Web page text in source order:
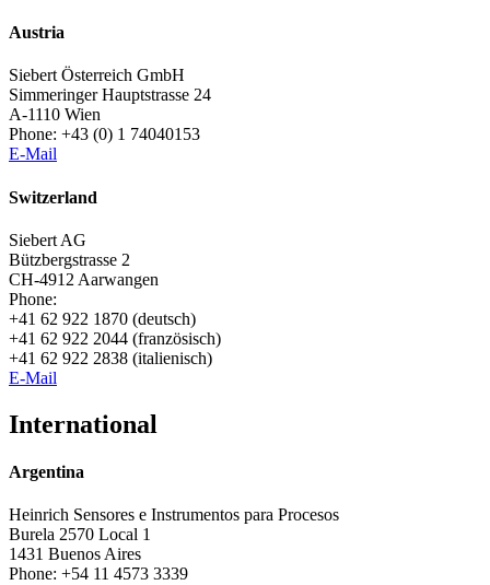
Austria
Siebert Österreich GmbH
Simmeringer Hauptstrasse 24
A-1110 Wien
Phone: +43 (0) 1 74040153
E-Mail
Switzerland
Siebert AG
Bützbergstrasse 2
CH-4912 Aarwangen
Phone:
+41 62 922 1870 (deutsch)
+41 62 922 2044 (französisch)
+41 62 922 2838 (italienisch)
E-Mail
International
Argentina
Heinrich Sensores e Instrumentos para Procesos
Burela 2570 Local 1
1431 Buenos Aires
Phone: +54 11 4573 3339